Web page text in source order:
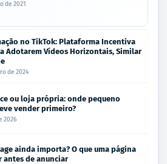
de 2021
no TikTok: Plataforma Incentiva
Adotarem Vídeos Horizontais, Similar
de 2024
ou loja própria: onde pequeno
vender primeiro?
2026
ainda importa? O que uma página
antes de anunciar